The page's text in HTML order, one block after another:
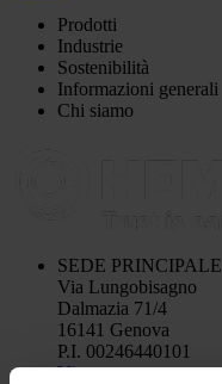
Prodotti
Industrie
Sostenibilità
Informazioni generali
Chi siamo
SEDE PRINCIPALE
Via Lungobisagno
Dalmazia 71/4
16141 Genova
P.I. 00246440101
View on map